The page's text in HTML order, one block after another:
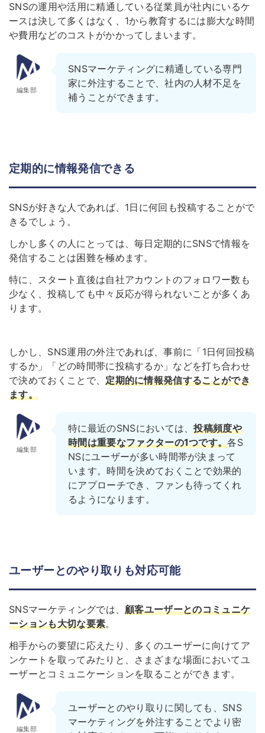
SNSの運用や活用に精通している従業員が社内にいるケ
ースは決して多くはなく、1から教育するには膨大な時間
や費用などのコストがかかってしまいます。
編集部
SNSマーケティングに精通している専門
家に外注することで、社内の人材不足を
補うことができます。
定期的に情報発信できる
SNSが好きな人であれば、1日に何回も投稿することがで
きるでしょう。
しかし多くの人にとっては、毎日定期的にSNSで情報を
発信することは困難を極めます。
特に、スタート直後は自社アカウントのフォロワー数も
少なく、投稿しても中々反応が得られないことが多くあ
ります。
しかし、SNS運用の外注であれば、事前に「1日何回投稿
するか」「どの時間帯に投稿するか」などを打ち合わせ
で決めておくことで、定期的に情報発信することができ
ます。
編集部
特に最近のSNSにおいては、投稿頻度や
時間は重要なファクターの1つです。各S
NSにユーザーが多い時間帯が決まって
います。時間を決めておくことで効果的
にアプローチでき、ファンも待ってくれ
るようになります。
ユーザーとのやり取りも対応可能
SNSマーケティングでは、顧客ユーザーとのコミュニケ
ーションも大切な要素。
相手からの要望に応えたり、多くのユーザーに向けてア
ンケートを取ってみたりと、さまざまな場面においてユ
ーザーとコミュニケーションを取ることができます。
編集部
ユーザーとのやり取りに関しても、SNS
マーケティングを外注することでより密